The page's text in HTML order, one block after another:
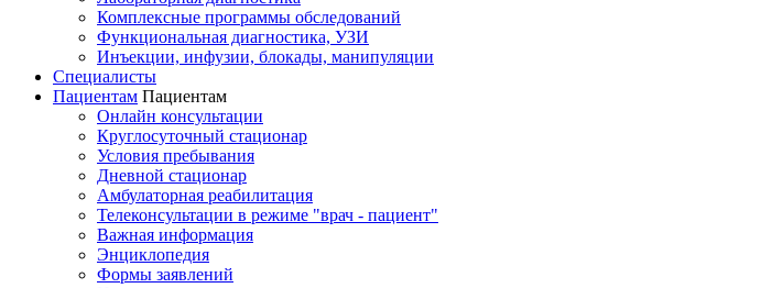
Комплексные программы обследований
Функциональная диагностика, УЗИ
Инъекции, инфузии, блокады, манипуляции
Специалисты
Пациентам Пациентам
Онлайн консультации
Круглосуточный стационар
Условия пребывания
Дневной стационар
Амбулаторная реабилитация
Телеконсультации в режиме "врач - пациент"
Важная информация
Энциклопедия
Формы заявлений